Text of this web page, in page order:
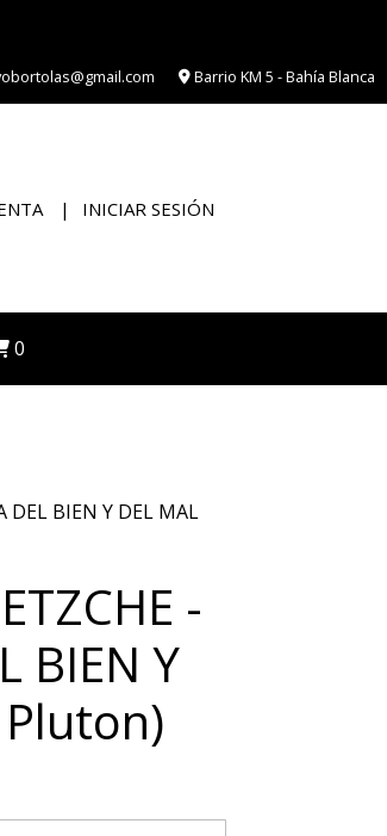
Barrio KM 5 - Bahía Blanca
INICIAR SESIÓN
0
DEL BIEN Y DEL MAL
-
BIEN Y
Pluton)